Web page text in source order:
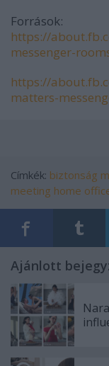
Források:
https://
messenger-
https://
matters-
Címkék: biztonság
meeting home
Ajánlott